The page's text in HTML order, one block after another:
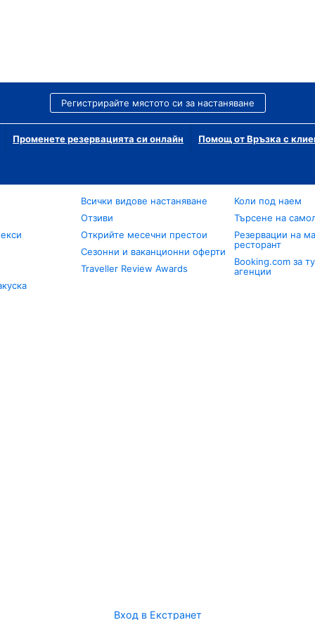
Регистрирайте мястото си за настаняване
Променете резервацията си онлайн Помощ от Връзка с
Всички видове настаняване
Отзиви
Открийте месечни престои
Сезонни и ваканционни оферти
Traveller Review Awards
Коли под наем
Търсене на
Резервации на
ресторант
Booking.com за
агенции
Вход в Екстранет